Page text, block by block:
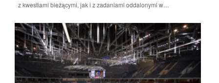
z kwestiami bieżącymi, jak i z zadaniami oddalonymi w…